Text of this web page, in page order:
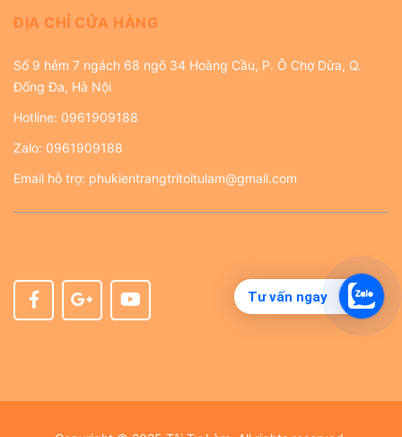
Tư vấn ngay
ĐỊA CHỈ CỬA HÀNG
Số 9 hẻm 7 ngách 68 ngõ 34 Hoàng Cầu, P. Ô Chợ Dừa, Q.
Đống Đa, Hà Nội
Hotline: 0961909188
Zalo: 0961909188
Email hỗ trợ: phukientrangtritoitulam@gmail.com